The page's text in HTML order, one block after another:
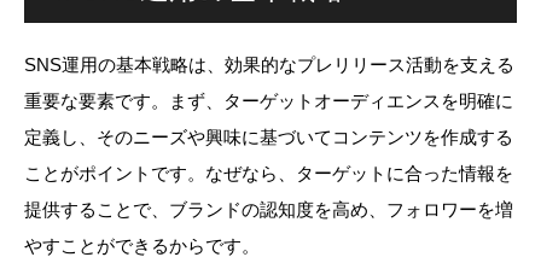
SNS運用の基本戦略は、効果的なプレリリース活動を支える
重要な要素です。まず、ターゲットオーディエンスを明確に
定義し、そのニーズや興味に基づいてコンテンツを作成する
ことがポイントです。なぜなら、ターゲットに合った情報を
提供することで、ブランドの認知度を高め、フォロワーを増
やすことができるからです。